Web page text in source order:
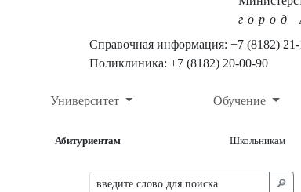
город
Справочная информация: +7 (8182) 21-
Поликлиника: +7 (8182) 20-00-90
Университет Обучение
Абитуриентам Школьникам
🔎︎